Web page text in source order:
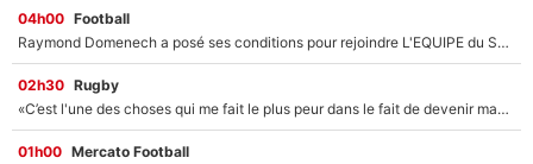
04h00 Football
Raymond Domenech a posé ses conditions pour rejoindre L'EQUIPE du Soir : Il refuse de faire l'émission avec un autre chroniqueur !
02h30 Rugby
«C’est l'une des choses qui me fait le plus peur dans le fait de devenir maman» : En couple avec Antoine Dupont, Iris Mittenaere s'inquiète déjà pour ses futurs enfants !
01h00 Mercato Football